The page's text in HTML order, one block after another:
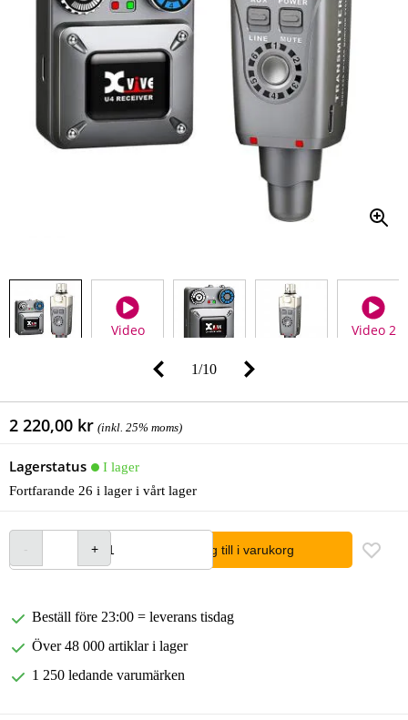
Video Video 2
1/10
2 220,00 kr (inkl. 25% moms)
Lagerstatus
I lager
Fortfarande 26 i lager i vårt lager
lägg till i varukorg
Beställ före 23:00 = leverans tisdag
Över 48 000 artiklar i lager
1 250 ledande varumärken